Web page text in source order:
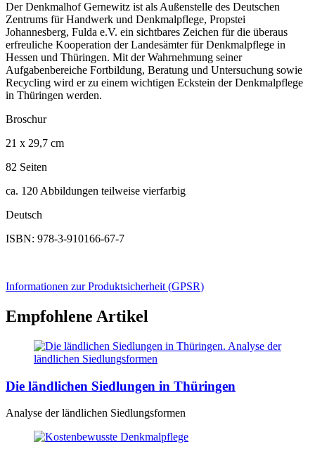
Der Denkmalhof Gernewitz ist als Außenstelle des Deutschen
Zentrums für Handwerk und Denkmalpflege, Propstei
Johannesberg, Fulda e.V. ein sichtbares Zeichen für die überaus
erfreuliche Kooperation der Landesämter für Denkmalpflege in
Hessen und Thüringen. Mit der Wahrnehmung seiner
Aufgabenbereiche Fortbildung, Beratung und Untersuchung sowie
Recycling wird er zu einem wichtigen Eckstein der Denkmalpflege
in Thüringen werden.
Broschur
21 x 29,7 cm
82 Seiten
ca. 120 Abbildungen teilweise vierfarbig
Deutsch
ISBN: 978-3-910166-67-7
Informationen zur Produktsicherheit (GPSR)
Empfohlene Artikel
Die ländlichen Siedlungen in Thüringen
Analyse der ländlichen Siedlungsformen